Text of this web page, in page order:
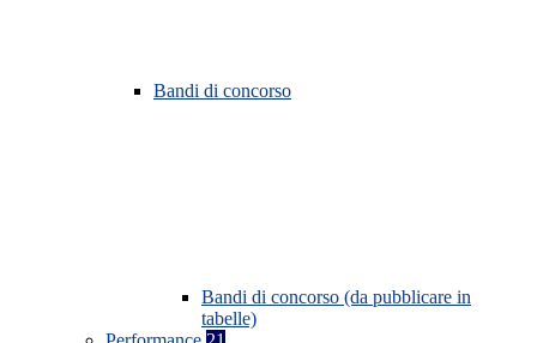
Bandi di concorso
Bandi di concorso (da pubblicare in
tabelle)